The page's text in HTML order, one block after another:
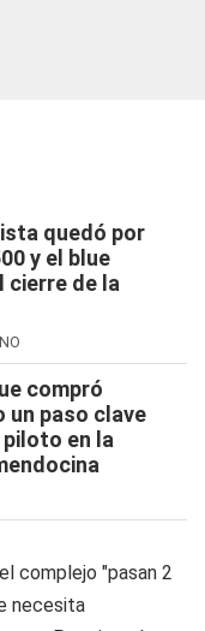
quedó por
y el blue
cierre de la
compró
un paso clave
en la
complejo "pasan 2
necesita